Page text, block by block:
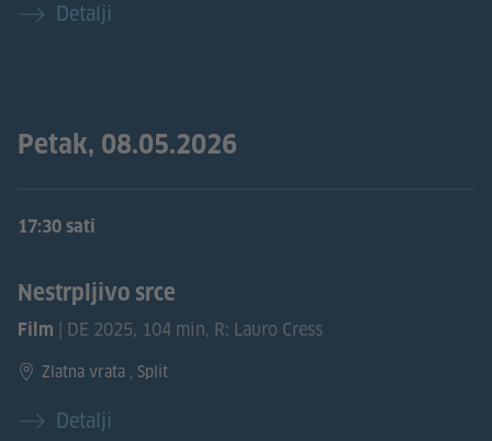
Detalji
Petak, 08.05.2026
17:30 sati
Nestrpljivo srce
Film | DE 2025, 104 min, R: Lauro Cress
Zlatna vrata , Split
Detalji